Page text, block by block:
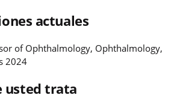
actuales
of Ophthalmology, Ophthalmology,
2024
usted trata